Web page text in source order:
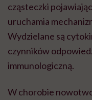
cząsteczki
uruchamia
Wydzielane są
czynników
immunologiczną.
W chorobie